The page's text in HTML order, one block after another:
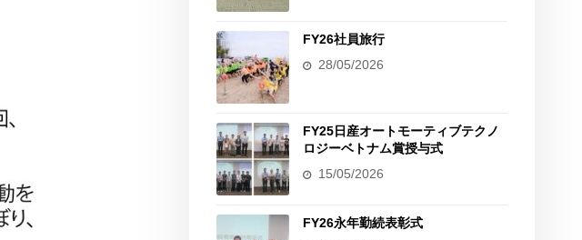
FY26社員旅行
28/05/2026
FY25日産オートモーティブテクノ
ロジーベトナム賞授与式
15/05/2026
FY26永年勤続表彰式